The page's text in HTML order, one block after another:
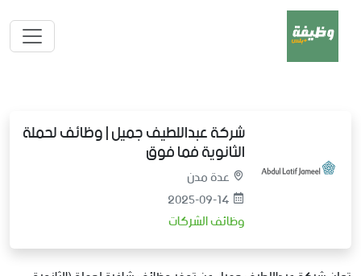
شركة عبداللطيف جميل | وظائف لحملة
الثانوية فما فوق
عدة مدن
2025-09-14
وظائف الشركات